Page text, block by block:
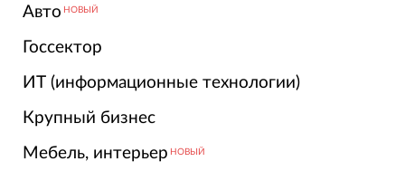
Авто НОВЫЙ
Госсектор
ИТ (информационные технологии)
Крупный бизнес
Мебель, интерьер НОВЫЙ